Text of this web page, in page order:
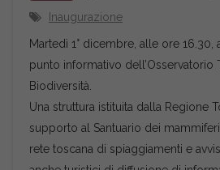
Inaugurazione
Martedì 1° dicembre, alle ore 16.30,
punto informativo dell’Osservatorio
Biodiversità.
Una struttura istituita dalla Regione
supporto al Santuario dei
rete toscana di spiaggiamenti e